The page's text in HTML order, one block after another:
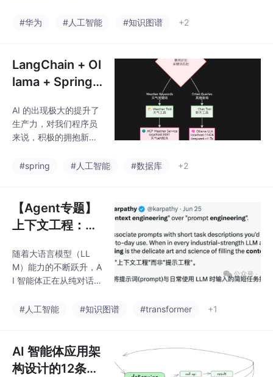
前一阵还收到邀请分享
天放假，就直接记录一
段这段时间的心情和事
情，记录的内容里，我
或许翻出来看看会有益
处。
#华为 #人工智能 #知识图谱 +2
LangChain + Ol
lama + Spring
决策的智能 Age
nt
AI 的出现极大的提升了
生产力，对我们程序员
来说，积极的拥抱新技
天我们基于 `LangChai
成我们自己的 `MCP`
工具。
#spring #人工智能 #数据库 +2
【Agent专题】
上下文工程：Co
ng爆火！唤醒大
模型“心智”，AI
键武器来了
随着大语言模型（LL
M）能力的不断跃升，A
I 智能体正在从纯对话系
理、多工具协同与长期
#人工智能 #知识图谱 #transformer +1
AI 智能体应用架
构设计的12条核